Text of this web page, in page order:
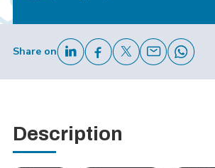
Share on
Description